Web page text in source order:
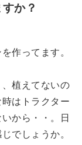
か？
作ってます。
植えてないの
はトラクター
から・・。日
でしょうか。